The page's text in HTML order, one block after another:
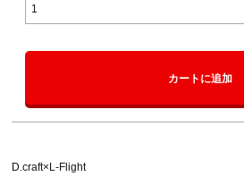
カートに追加
D.craft×L-Flight